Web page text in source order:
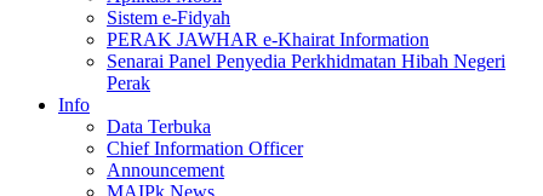
Sistem e-Fidyah
PERAK JAWHAR e-Khairat Information
Senarai Panel Penyedia Perkhidmatan Hibah Negeri
Perak
Info
Data Terbuka
Chief Information Officer
Announcement
MAIPk News